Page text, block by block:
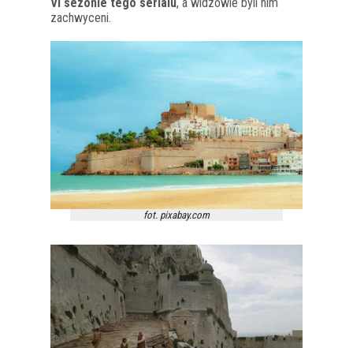
zachwyceni.
fot. pixabay.com